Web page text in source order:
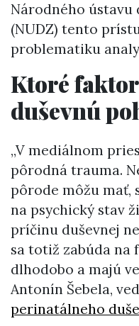
Národného ústavu
(NUDZ) tento
problematiku
Ktoré
duševnú
„V mediálnom
pôrodná trauma.
pôrode môžu mať,
na psychický stav
príčinu duševnej
sa totiž zabúda na
dlhodobo a majú
Antonín Šebela,
perinatálneho